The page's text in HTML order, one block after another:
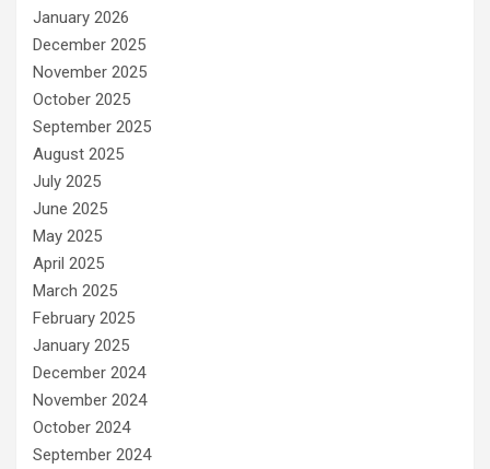
January 2026
December 2025
November 2025
October 2025
September 2025
August 2025
July 2025
June 2025
May 2025
April 2025
March 2025
February 2025
January 2025
December 2024
November 2024
October 2024
September 2024